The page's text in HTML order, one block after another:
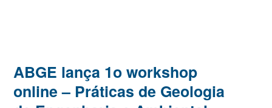
ABGE lança 1o workshop
online – Práticas de Geologia